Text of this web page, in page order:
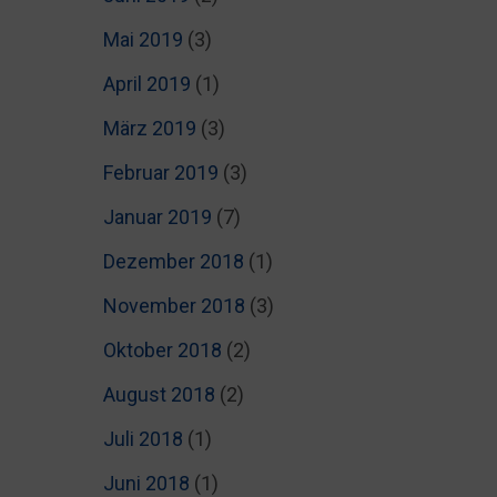
Mai 2019 (3)
April 2019 (1)
März 2019 (3)
Februar 2019 (3)
Januar 2019 (7)
Dezember 2018 (1)
November 2018 (3)
Oktober 2018 (2)
August 2018 (2)
Juli 2018 (1)
Juni 2018 (1)